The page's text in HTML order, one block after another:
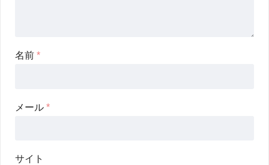
名前 *
メール *
サイト